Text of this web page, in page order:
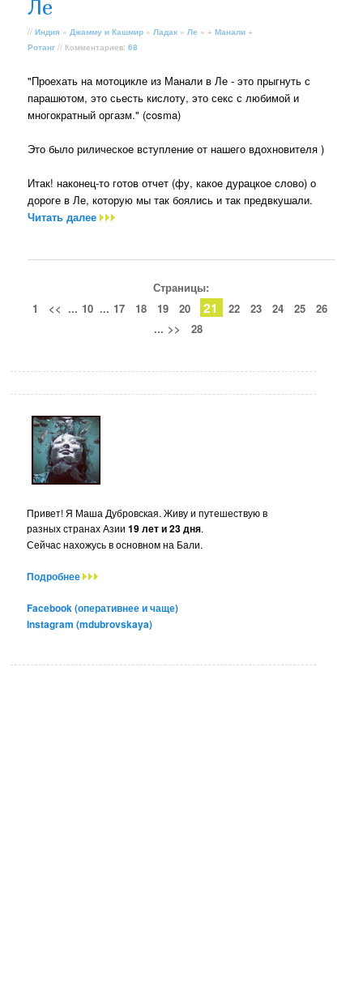
Ле
//Индия »Джамму и Кашмир »Ладак »Ле » +Манали +
Ротанг // Комментариев:68
"Проехать на мотоцикле из Манали в Ле - это прыгнуть с
парашютом, это сьесть кислоту, это секс с любимой и
многократный оргазм." (cosma)
Это было рилическое вступление от нашего вдохновителя )
Итак! наконец-то готов отчет (фу, какое дурацкое слово) о
дороге в Ле, которую мы так боялись и так предвкушали.
Читать далее
Страницы:
1
<< ... 10 ... 17 18 19 20 21 22 23 24 25
26
... >> 28
Привет! Я Маша Дубровская. Живу и путешествую в
разных странах Азии19 лет и 23 дня.
Сейчас нахожусь в основном на Бали.
Подробнее
Facebook (оперативнее и чаще)
Instagram (mdubrovskaya)